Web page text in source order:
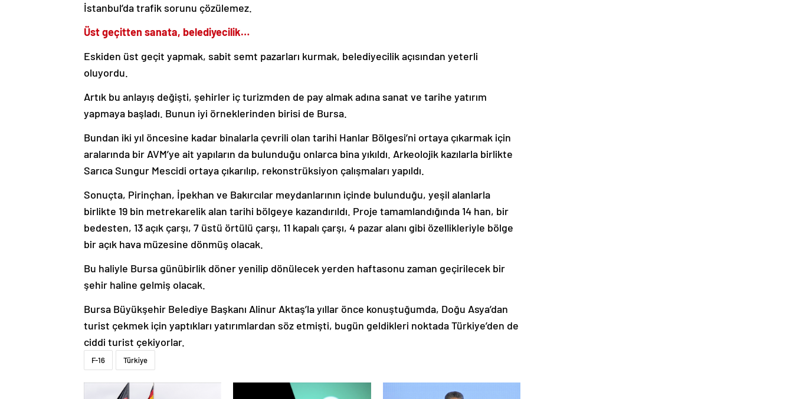
İstanbul’da trafik sorunu çözülemez.
Üst geçitten sanata, belediyecilik…
Eskiden üst geçit yapmak, sabit semt pazarları kurmak, belediyecilik açısından yeterli
oluyordu.
Artık bu anlayış değişti, şehirler iç turizmden de pay almak adına sanat ve tarihe yatırım
yapmaya başladı. Bunun iyi örneklerinden birisi de Bursa.
Bundan iki yıl öncesine kadar binalarla çevrili olan tarihi Hanlar Bölgesi’ni ortaya çıkarmak için
aralarında bir AVM’ye ait yapıların da bulunduğu onlarca bina yıkıldı. Arkeolojik kazılarla birlikte
Sarıca Sungur Mescidi ortaya çıkarılıp, rekonstrüksiyon çalışmaları yapıldı.
Sonuçta, Pirinçhan, İpekhan ve Bakırcılar meydanlarının içinde bulunduğu, yeşil alanlarla
birlikte 19 bin metrekarelik alan tarihi bölgeye kazandırıldı. Proje tamamlandığında 14 han, bir
bedesten, 13 açık çarşı, 7 üstü örtülü çarşı, 11 kapalı çarşı, 4 pazar alanı gibi özellikleriyle bölge
bir açık hava müzesine dönmüş olacak.
Bu haliyle Bursa günübirlik döner yenilip dönülecek yerden haftasonu zaman geçirilecek bir
şehir haline gelmiş olacak.
Bursa Büyükşehir Belediye Başkanı Alinur Aktaş’la yıllar önce konuştuğumda, Doğu Asya’dan
turist çekmek için yaptıkları yatırımlardan söz etmişti, bugün geldikleri noktada Türkiye’den de
ciddi turist çekiyorlar.
F-16 Türkiye